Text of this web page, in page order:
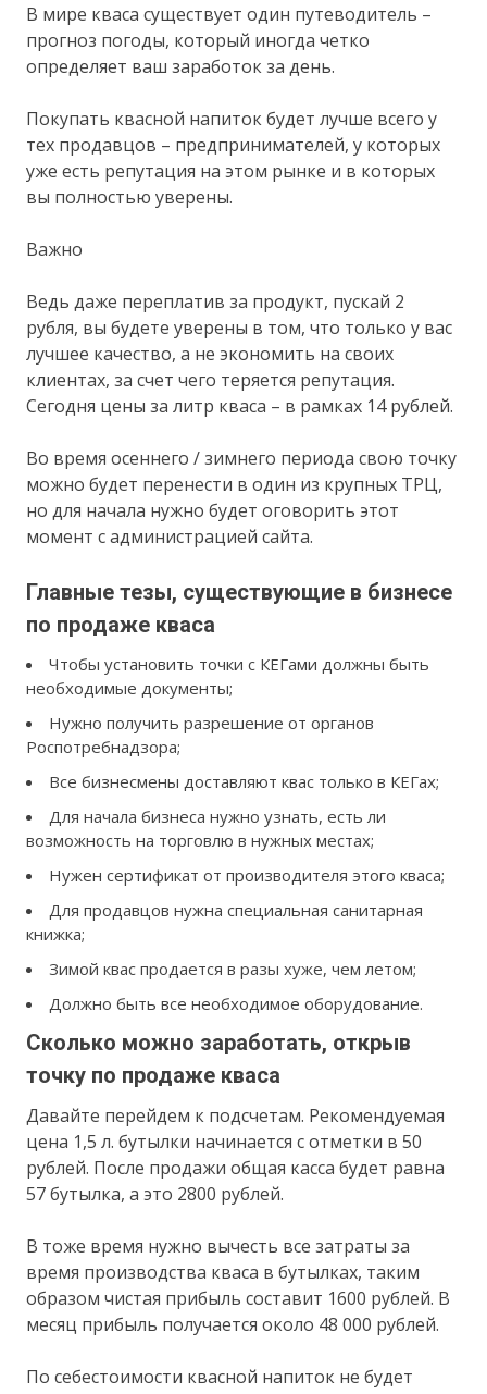
В мире кваса существует один путеводитель –
прогноз погоды, который иногда четко
определяет ваш заработок за день.
Покупать квасной напиток будет лучше всего у
тех продавцов – предпринимателей, у которых
уже есть репутация на этом рынке и в которых
вы полностью уверены.
Важно
Ведь даже переплатив за продукт, пускай 2
рубля, вы будете уверены в том, что только у вас
лучшее качество, а не экономить на своих
клиентах, за счет чего теряется репутация.
Сегодня цены за литр кваса – в рамках 14 рублей.
Во время осеннего / зимнего периода свою точку
можно будет перенести в один из крупных ТРЦ,
но для начала нужно будет оговорить этот
момент с администрацией сайта.
Главные тезы, существующие в бизнесе
по продаже кваса
Чтобы установить точки с КЕГами должны быть
необходимые документы;
Нужно получить разрешение от органов
Роспотребнадзора;
Все бизнесмены доставляют квас только в КЕГах;
Для начала бизнеса нужно узнать, есть ли
возможность на торговлю в нужных местах;
Нужен сертификат от производителя этого кваса;
Для продавцов нужна специальная санитарная
книжка;
Зимой квас продается в разы хуже, чем летом;
Должно быть все необходимое оборудование.
Сколько можно заработать, открыв
точку по продаже кваса
Давайте перейдем к подсчетам. Рекомендуемая
цена 1,5 л. бутылки начинается с отметки в 50
рублей. После продажи общая касса будет равна
57 бутылка, а это 2800 рублей.
В тоже время нужно вычесть все затраты за
время производства кваса в бутылках, таким
образом чистая прибыль составит 1600 рублей. В
месяц прибыль получается около 48 000 рублей.
По себестоимости квасной напиток не будет